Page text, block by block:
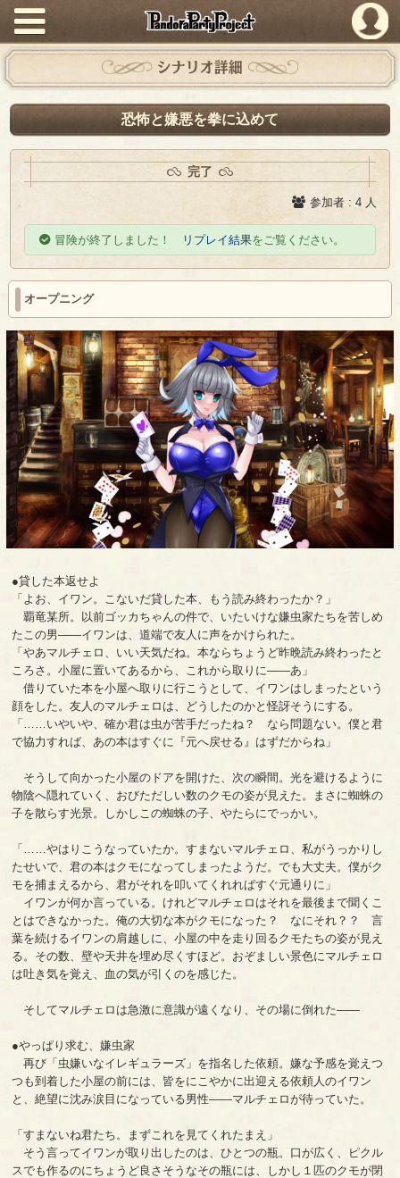
PandoraPartyProject
シナリオ詳細
恐怖と嫌悪を拳に込めて
完了
参加者 : 4 人
冒険が終了しました！ リプレイ結果をご覧ください。
オープニング
●貸した本返せよ
「よお、イワン。こないだ貸した本、もう読み終わったか？」
覇竜某所。以前ゴッカちゃんの件で、いたいけな嫌虫家たちを苦しめ
たこの男――イワンは、道端で友人に声をかけられた。
「やあマルチェロ、いい天気だね。本ならちょうど昨晩読み終わったと
ころさ。小屋に置いてあるから、これから取りに――あ」
借りていた本を小屋へ取りに行こうとして、イワンはしまったという
顔をした。友人のマルチェロは、どうしたのかと怪訝そうにする。
「……いやいや、確か君は虫が苦手だったね？ なら問題ない。僕と君
で協力すれば、あの本はすぐに『元へ戻せる』はずだからね」
そうして向かった小屋のドアを開けた、次の瞬間。光を避けるように
物陰へ隠れていく、おびただしい数のクモの姿が見えた。まさに蜘蛛の
子を散らす光景。しかしこの蜘蛛の子、やたらにでっかい。
「……やはりこうなっていたか。すまないマルチェロ、私がうっかりし
たせいで、君の本はクモになってしまったようだ。でも大丈夫。僕がク
モを捕まえるから、君がそれを叩いてくれればすぐ元通りに」
イワンが何か言っている。けれどマルチェロはそれを最後まで聞くこ
とはできなかった。俺の大切な本がクモになった？ なにそれ？？ 言
葉を続けるイワンの肩越しに、小屋の中を走り回るクモたちの姿が見え
る。その数、壁や天井を埋め尽くすほど。おぞましい景色にマルチェロ
は吐き気を覚え、血の気が引くのを感じた。
そしてマルチェロは急激に意識が遠くなり、その場に倒れた――
●やっぱり求む、嫌虫家
再び「虫嫌いなイレギュラーズ」を指名した依頼。嫌な予感を覚えつ
つも到着した小屋の前には、皆をにこやかに出迎える依頼人のイワン
と、絶望に沈み涙目になっている男性――マルチェロが待っていた。
「すまないね君たち。まずこれを見てくれたまえ」
そう言ってイワンが取り出したのは、ひとつの瓶。口が広く、ピクル
スでも作るのにちょうど良さそうなその瓶には、しかし１匹のクモが閉